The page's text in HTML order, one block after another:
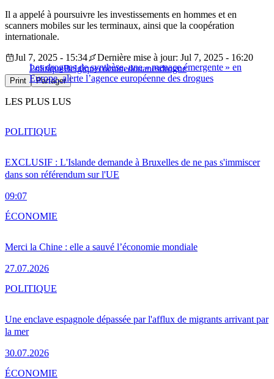
Il a appelé à poursuivre les investissements en hommes et en
scanners mobiles sur les terminaux, ainsi que la coopération
internationale.
Les drogues de synthèse, une « menace émergente » en
Europe, alerte l’agence européenne des drogues
Jul 7, 2025 - 15:34
Dernière mise à jour: Jul 7, 2025 - 16:20
PolitiqueBelgiquecocaïnedouanesdrogue
Print Partager
LES PLUS LUS
EXCLUSIF : L'Islande demande à Bruxelles de ne pas s'immiscer
dans son référendum sur l'UE
09:07
POLITIQUE
Merci la Chine : elle a sauvé l’économie mondiale
27.07.2026
ÉCONOMIE
Une enclave espagnole dépassée par l'afflux de migrants arrivant par
la mer
30.07.2026
POLITIQUE
ÉCONOMIE